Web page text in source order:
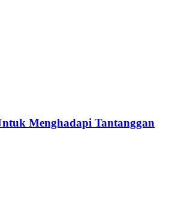
Menghadapi Tantanggan